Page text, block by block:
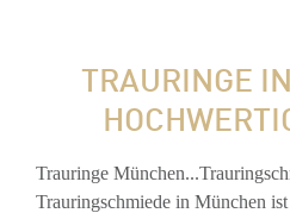
TRAURINGE
Trauringe
Trauringschmiede in München